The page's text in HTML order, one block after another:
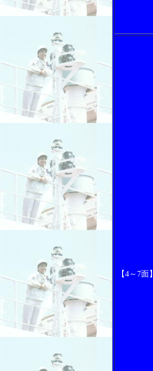
【4～7面】